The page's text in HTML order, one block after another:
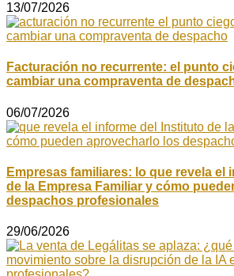
13/07/2026
Facturación no recurrente: el punto
cambiar una compraventa de
06/07/2026
Empresas familiares: lo que revela el
de la Empresa Familiar y cómo
despachos profesionales
29/06/2026